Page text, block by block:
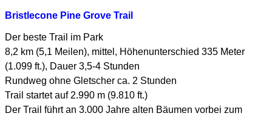
Bristlecone Pine Grove Trail
Der beste Trail im Park
8,2 km (5,1 Meilen), mittel, Höhenunterschied 335 Meter
(1.099 ft.), Dauer 3,5-4 Stunden
Rundweg ohne Gletscher ca. 2 Stunden
Trail startet auf 2.990 m (9.810 ft.)
Der Trail führt an 3.000 Jahre alten Bäumen vorbei zum